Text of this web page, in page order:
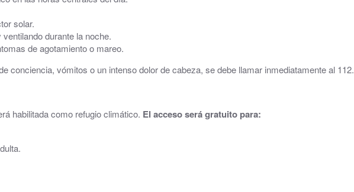
ACHE, Asociación Corredor del Huerva Empresarial
Iglesia de Santa Cruz
Parque y zonas verdes
solar.
durante la noche.
de agotamiento o mareo.
conciencia, vómitos o un intenso dolor de cabeza, se debe llamar inmediatamente al 112.
habilitada como refugio climático. El acceso será gratuito para: